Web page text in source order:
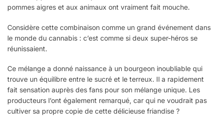
pommes aigres et aux animaux ont vraiment fait mouche.
Considère cette combinaison comme un grand événement dans
le monde du cannabis : c’est comme si deux super-héros se
réunissaient.
Ce mélange a donné naissance à un bourgeon inoubliable qui
trouve un équilibre entre le sucré et le terreux. Il a rapidement
fait sensation auprès des fans pour son mélange unique. Les
producteurs l’ont également remarqué, car qui ne voudrait pas
cultiver sa propre copie de cette délicieuse friandise ?